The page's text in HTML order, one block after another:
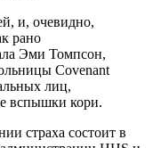
и, очевидно,
рано
Эми Томпсон,
Covenant
лиц,
вспышки кори.
страха состоит в